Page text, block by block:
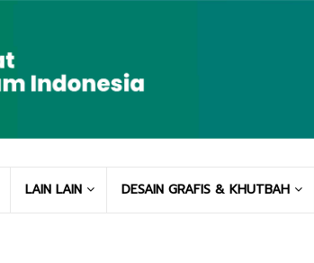
LAIN LAIN DESAIN GRAFIS & KHUTBAH